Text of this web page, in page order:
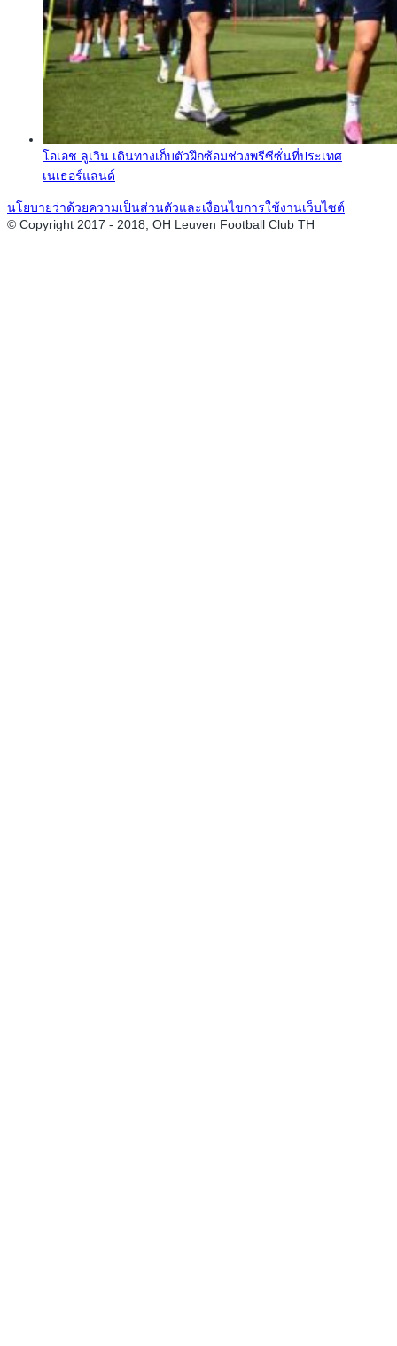
โอเอช ลูเวิน เดินทางเก็บตัวฝึกซ้อมช่วงพรีซีซั่นที่ประเทศ
เนเธอร์แลนด์
นโยบายว่าด้วยความเป็นส่วนตัวและเงื่อนไขการใช้งานเว็บไซต์
© Copyright 2017 - 2018, OH Leuven Football Club TH